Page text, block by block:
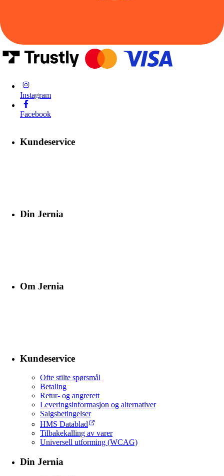
Instagram
Facebook
Kundeservice
Din Jernia
Om Jernia
Kundeservice
Ofte stilte spørsmål
Betaling
Retur- og angrerett
Leveringsinformasjon og alternativer
Salgsbetingelser
HMS Datablad
Tilbakekalling av varer
Universell utforming (WCAG)
Din Jernia